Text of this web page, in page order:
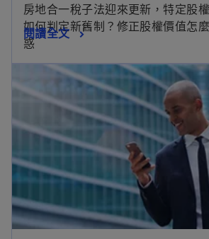
房地合一稅子法迎來更新，特定股
如何判定新舊制？修正股權價值怎
惑
閱讀全文